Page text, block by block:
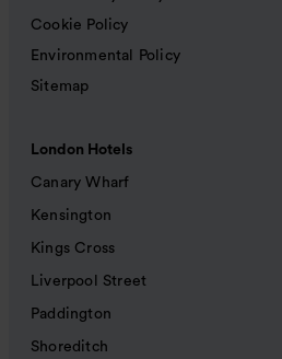
Cookie Policy
Environmental Policy
Sitemap
London Hotels
Canary Wharf
Kensington
Kings Cross
Liverpool Street
Paddington
Shoreditch